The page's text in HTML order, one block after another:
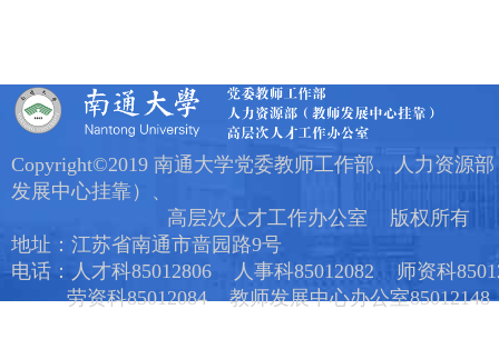
Copyright©2019 南通大学党委教师工作部、人力资源
发展中心挂靠）、
高层次人才工作办公室 版权所有
地址：江苏省南通市啬园路9号
电话：人才科85012806 人事科85012082 师资科
劳资科85012084 教师发展中心办公室85012148